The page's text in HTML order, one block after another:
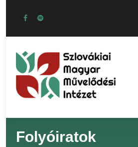
Folyóiratok